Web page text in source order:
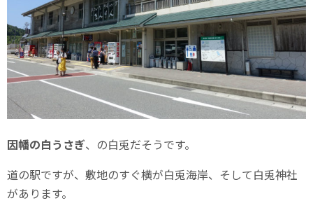
因幡の白うさぎ、の白兎だそうです。
道の駅ですが、敷地のすぐ横が白兎海岸、そして白兎神社
があります。